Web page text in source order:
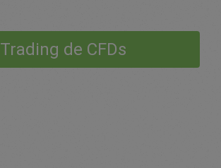
Trading de CFDs